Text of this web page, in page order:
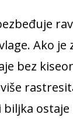
Ako je
bez